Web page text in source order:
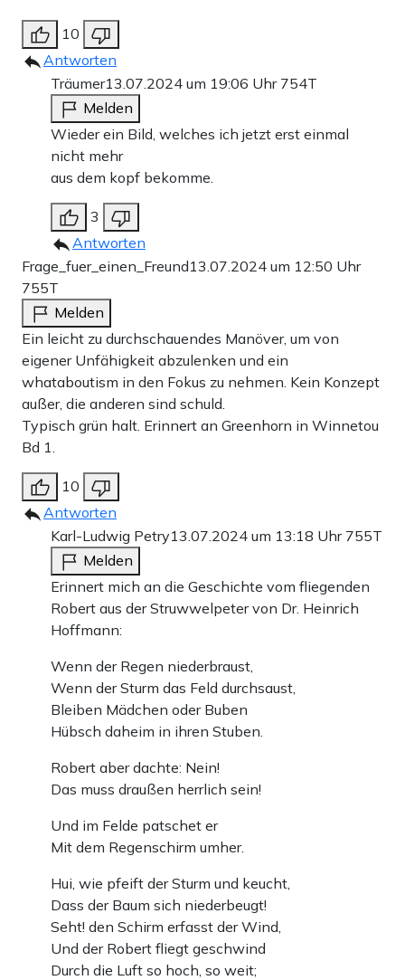
10
Antworten
Träumer13.07.2024 um 19:06 Uhr 754T
Melden
Wieder ein Bild, welches ich jetzt erst einmal
nicht mehr
aus dem kopf bekomme.
3
Antworten
Frage_fuer_einen_Freund13.07.2024 um 12:50 Uhr
755T
Melden
Ein leicht zu durchschauendes Manöver, um von
eigener Unfähigkeit abzulenken und ein
whataboutism in den Fokus zu nehmen. Kein Konzept
außer, die anderen sind schuld.
Typisch grün halt. Erinnert an Greenhorn in Winnetou
Bd 1.
10
Antworten
Karl-Ludwig Petry13.07.2024 um 13:18 Uhr 755T
Melden
Erinnert mich an die Geschichte vom fliegenden
Robert aus der Struwwelpeter von Dr. Heinrich
Hoffmann:
Wenn der Regen niederbraust,
Wenn der Sturm das Feld durchsaust,
Bleiben Mädchen oder Buben
Hübsch daheim in ihren Stuben.
Robert aber dachte: Nein!
Das muss draußen herrlich sein!
Und im Felde patschet er
Mit dem Regenschirm umher.
Hui, wie pfeift der Sturm und keucht,
Dass der Baum sich niederbeugt!
Seht! den Schirm erfasst der Wind,
Und der Robert fliegt geschwind
Durch die Luft so hoch, so weit;